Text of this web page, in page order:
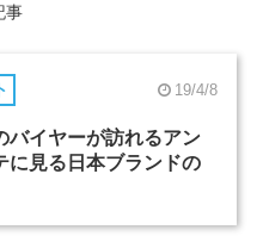
事
19/4/8
バイヤーが訪れるアン
に見る日本ブランドの